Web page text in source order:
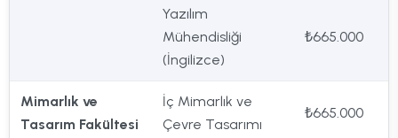
Yazılım
Mühendisliği
(İngilizce)
₺665.000
Mimarlık ve
Tasarım Fakültesi
İç Mimarlık ve
Çevre Tasarımı
₺665.000